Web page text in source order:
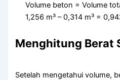
Volume beton = Volume
1,256 m³ – 0,314 m³ =
Menghitung Berat
Setelah mengetahui volume,